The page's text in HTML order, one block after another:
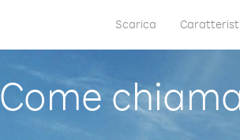
Scarica
Come